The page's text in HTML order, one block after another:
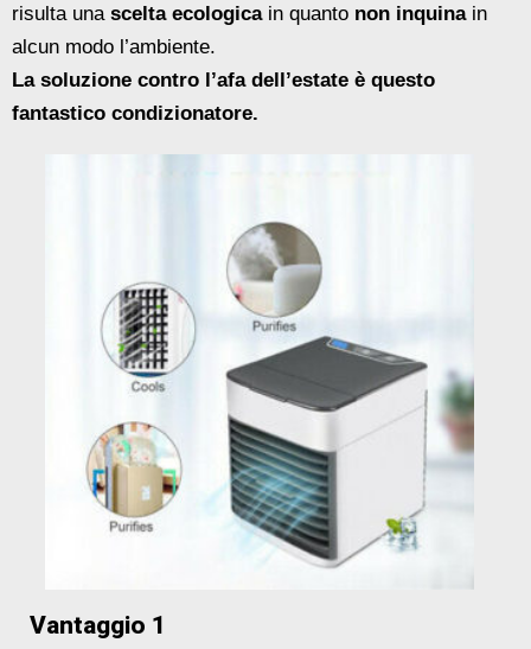
risulta una scelta ecologicain quanto non inquinain
alcun modo l’ambiente.
La soluzione contro l’afa dell’estate è questo
fantastico condizionatore.
Vantaggio 1